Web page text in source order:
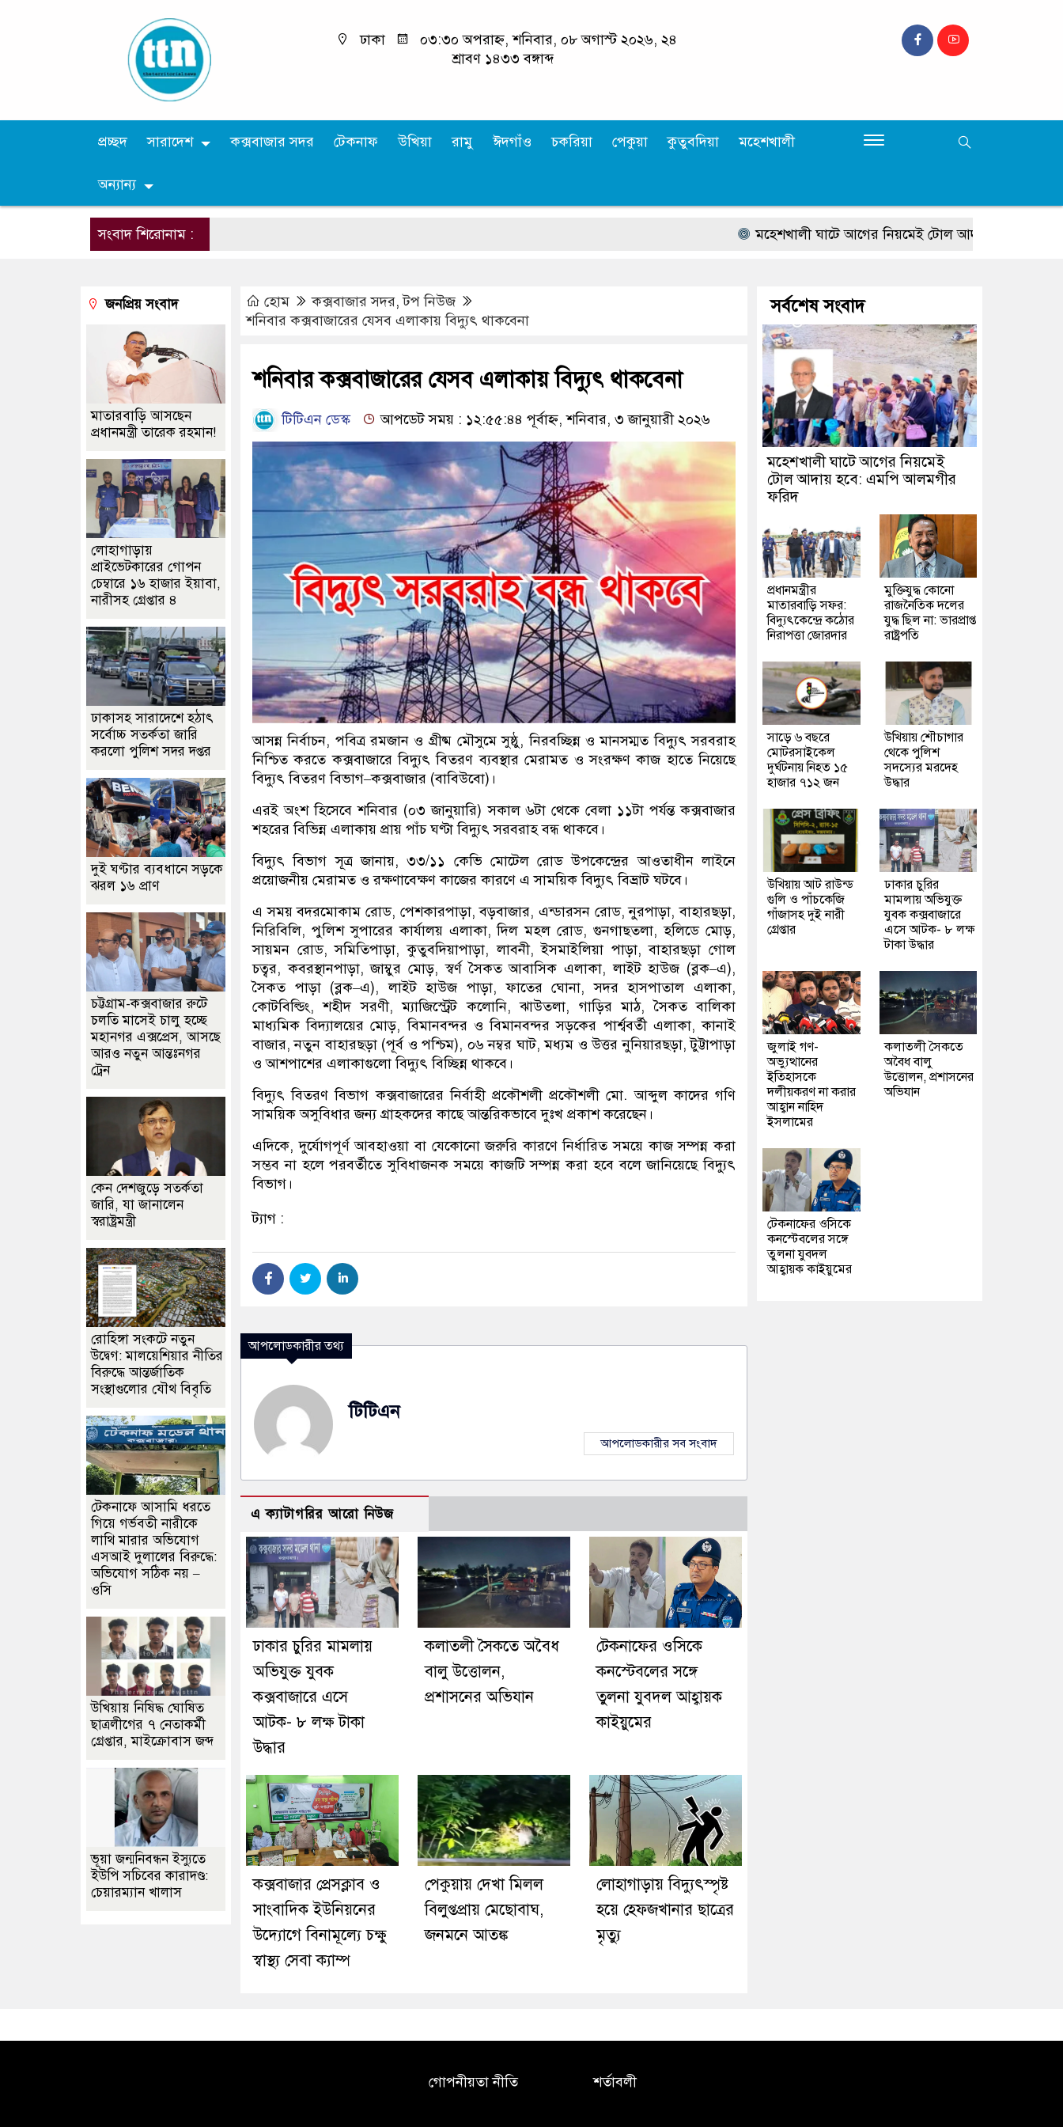
ঢাকা
০৩:৩০ অপরাহ্ন, শনিবার, ০৮ অগাস্ট ২০২৬, ২৪
শ্রাবণ ১৪৩৩ বঙ্গাব্দ
প্রচ্ছদ সারাদেশ কক্সবাজার সদর টেকনাফ উখিয়া রামু ঈদগাঁও চকরিয়া পেকুয়া কুতুবদিয়া মহেশখালী
অন্যান্য
সংবাদ শিরোনাম : মহেশখালী ঘাটে আগের নিয়মেই টোল আদায় হবে: এমপি
হোম কক্সবাজার সদর,টপ নিউজ
শনিবার কক্সবাজারের যেসব এলাকায় বিদ্যুৎ থাকবেনা
শনিবার কক্সবাজারের যেসব এলাকায় বিদ্যুৎ থাকবেনা
টিটিএন ডেস্ক আপডেট সময় : ১২:৫৫:৪৪ পূর্বাহ্ন, শনিবার, ৩ জানুয়ারী ২০২৬
আসন্ন নির্বাচন, পবিত্র রমজান ও গ্রীষ্ম মৌসুমে সুষ্ঠু, নিরবচ্ছিন্ন ও মানসম্মত বিদ্যুৎ সরবরাহ
নিশ্চিত করতে কক্সবাজারে বিদ্যুৎ বিতরণ ব্যবস্থার মেরামত ও সংরক্ষণ কাজ হাতে নিয়েছে
বিদ্যুৎ বিতরণ বিভাগ–কক্সবাজার (বাবিউবো)।
এরই অংশ হিসেবে শনিবার (০৩ জানুয়ারি) সকাল ৬টা থেকে বেলা ১১টা পর্যন্ত কক্সবাজার
শহরের বিভিন্ন এলাকায় প্রায় পাঁচ ঘণ্টা বিদ্যুৎ সরবরাহ বন্ধ থাকবে।
বিদ্যুৎ বিভাগ সূত্র জানায়, ৩৩/১১ কেভি মোটেল রোড উপকেন্দ্রের আওতাধীন লাইনে
প্রয়োজনীয় মেরামত ও রক্ষণাবেক্ষণ কাজের কারণে এ সাময়িক বিদ্যুৎ বিভ্রাট ঘটবে।
এ সময় বদরমোকাম রোড, পেশকারপাড়া, বড়বাজার, এন্ডারসন রোড, নুরপাড়া, বাহারছড়া,
নিরিবিলি, পুলিশ সুপারের কার্যালয় এলাকা, দিল মহল রোড, গুনগাছতলা, হলিডে মোড়,
সায়মন রোড, সমিতিপাড়া, কুতুবদিয়াপাড়া, লাবনী, ইসমাইলিয়া পাড়া, বাহারছড়া গোল
চত্বর, কবরস্থানপাড়া, জাম্বুর মোড়, স্বর্ণ সৈকত আবাসিক এলাকা, লাইট হাউজ (ব্লক–এ),
সৈকত পাড়া (ব্লক–এ), লাইট হাউজ পাড়া, ফাতের ঘোনা, সদর হাসপাতাল এলাকা,
কোটবিল্ডিং, শহীদ সরণী, ম্যাজিস্ট্রেট কলোনি, ঝাউতলা, গাড়ির মাঠ, সৈকত বালিকা
মাধ্যমিক বিদ্যালয়ের মোড়, বিমানবন্দর ও বিমানবন্দর সড়কের পার্শ্ববর্তী এলাকা, কানাই
বাজার, নতুন বাহারছড়া (পূর্ব ও পশ্চিম), ০৬ নম্বর ঘাট, মধ্যম ও উত্তর নুনিয়ারছড়া, টুট্টাপাড়া
ও আশপাশের এলাকাগুলো বিদ্যুৎ বিচ্ছিন্ন থাকবে।
বিদ্যুৎ বিতরণ বিভাগ কক্সবাজারের নির্বাহী প্রকৌশলী প্রকৌশলী মো. আব্দুল কাদের গণি
সাময়িক অসুবিধার জন্য গ্রাহকদের কাছে আন্তরিকভাবে দুঃখ প্রকাশ করেছেন।
এদিকে, দুর্যোগপূর্ণ আবহাওয়া বা যেকোনো জরুরি কারণে নির্ধারিত সময়ে কাজ সম্পন্ন করা
সম্ভব না হলে পরবর্তীতে সুবিধাজনক সময়ে কাজটি সম্পন্ন করা হবে বলে জানিয়েছে বিদ্যুৎ
বিভাগ।
ট্যাগ :
আপলোডকারীর তথ্য
টিটিএন
আপলোডকারীর সব সংবাদ
এ ক্যাটাগরির আরো নিউজ
ঢাকার চুরির মামলায়
অভিযুক্ত যুবক
কক্সবাজারে এসে
আটক- ৮ লক্ষ টাকা
উদ্ধার
কলাতলী সৈকতে অবৈধ
বালু উত্তোলন,
প্রশাসনের অভিযান
টেকনাফের ওসিকে
কনস্টেবলের সঙ্গে
তুলনা যুবদল আহ্বায়ক
কাইয়ুমের
কক্সবাজার প্রেসক্লাব ও
সাংবাদিক ইউনিয়নের
উদ্যোগে বিনামূল্যে চক্ষু
স্বাস্থ্য সেবা ক্যাম্প
পেকুয়ায় দেখা মিলল
বিলুপ্তপ্রায় মেছোবাঘ,
জনমনে আতঙ্ক
লোহাগাড়ায় বিদ্যুৎস্পৃষ্ট
হয়ে হেফজখানার ছাত্রের
মৃত্যু
জনপ্রিয় সংবাদ
মাতারবাড়ি আসছেন
প্রধানমন্ত্রী তারেক রহমান!
লোহাগাড়ায়
প্রাইভেটকারের গোপন
চেম্বারে ১৬ হাজার ইয়াবা,
নারীসহ গ্রেপ্তার ৪
ঢাকাসহ সারাদেশে হঠাৎ
সর্বোচ্চ সতর্কতা জা‌রি
করলো পুলিশ সদর দপ্তর
দুই ঘণ্টার ব্যবধানে সড়কে
ঝরল ১৬ প্রাণ
চট্টগ্রাম-কক্সবাজার রুটে
চলতি মাসেই চালু হচ্ছে
মহানগর এক্সপ্রেস, আসছে
আরও নতুন আন্তঃনগর
ট্রেন
কেন দেশজুড়ে সতর্কতা
জারি, যা জানালেন
স্বরাষ্ট্রমন্ত্রী
রোহিঙ্গা সংকটে নতুন
উদ্বেগ: মালয়েশিয়ার নীতির
বিরুদ্ধে আন্তর্জাতিক
সংস্থাগুলোর যৌথ বিবৃতি
টেকনাফে আসামি ধরতে
গিয়ে গর্ভবতী নারীকে
লাথি মারার অভিযোগ
এসআই দুলালের বিরুদ্ধে:
অভিযোগ সঠিক নয় –
ওসি
উখিয়ায় নিষিদ্ধ ঘোষিত
ছাত্রলীগের ৭ নেতাকর্মী
গ্রেপ্তার, মাইক্রোবাস জব্দ
ভূয়া জন্মনিবন্ধন ইস্যুতে
ইউপি সচিবের কারাদণ্ড:
চেয়ারম্যান খালাস
সর্বশেষ সংবাদ
মহেশখালী ঘাটে আগের নিয়মেই
টোল আদায় হবে: এমপি আলমগীর
ফরিদ
প্রধানমন্ত্রীর
মাতারবাড়ি সফর:
বিদ্যুৎকেন্দ্রে কঠোর
নিরাপত্তা জোরদার
মুক্তিযুদ্ধ কোনো
রাজনৈতিক দলের
যুদ্ধ ছিল না: ভারপ্রাপ্ত
রাষ্ট্রপতি
সাড়ে ৬ বছরে
মোটরসাইকেল
দুর্ঘটনায় নিহত ১৫
হাজার ৭১২ জন
উখিয়ায় শৌচাগার
থেকে পুলিশ
সদস্যের মরদেহ
উদ্ধার
উখিয়ায় আট রাউন্ড
গুলি ও পাঁচকেজি
গাঁজাসহ দুই নারী
গ্রেপ্তার
ঢাকার চুরির
মামলায় অভিযুক্ত
যুবক কক্সবাজারে
এসে আটক- ৮ লক্ষ
টাকা উদ্ধার
জুলাই গণ-
অভ্যুত্থানের
ইতিহাসকে
দলীয়করণ না করার
আহ্বান নাহিদ
ইসলামের
কলাতলী সৈকতে
অবৈধ বালু
উত্তোলন, প্রশাসনের
অভিযান
টেকনাফের ওসিকে
কনস্টেবলের সঙ্গে
তুলনা যুবদল
আহ্বায়ক কাইয়ুমের
গোপনীয়তা নীতি শর্তাবলী